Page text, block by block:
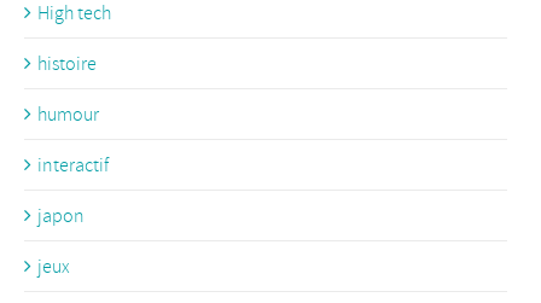
High tech
histoire
humour
interactif
japon
jeux